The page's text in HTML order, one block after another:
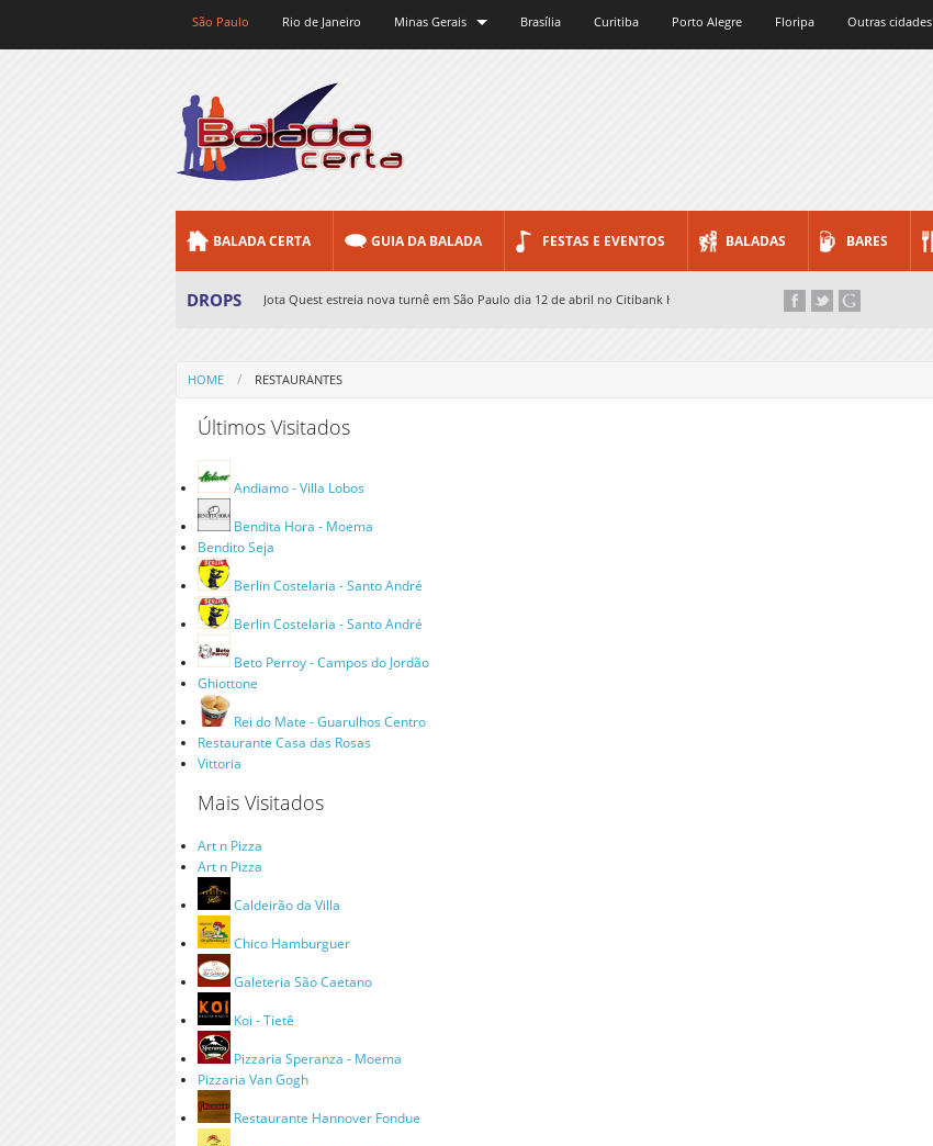
São Paulo Rio de Janeiro Minas Gerais Brasília Curitiba Porto Alegre Floripa Outras cidades
BALADA CERTA GUIA DA BALADA FESTAS E EVENTOS BALADAS BARES
DROPS Jota Quest estreia nova turnê em São Paulo dia 12 de abril no Citibank Hall...
HOME RESTAURANTES
Últimos Visitados
Andiamo - Villa Lobos
Bendita Hora - Moema
Bendito Seja
Berlin Costelaria - Santo André
Berlin Costelaria - Santo André
Beto Perroy - Campos do Jordão
Ghiottone
Rei do Mate - Guarulhos Centro
Restaurante Casa das Rosas
Vittoria
Mais Visitados
Art n Pizza
Art n Pizza
Caldeirão da Villa
Chico Hamburguer
Galeteria São Caetano
Koi - Tietê
Pizzaria Speranza - Moema
Pizzaria Van Gogh
Restaurante Hannover Fondue